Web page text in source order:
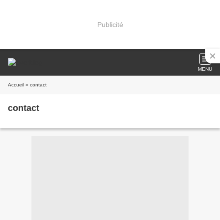
Publicité
MENU
Accueil » contact
contact